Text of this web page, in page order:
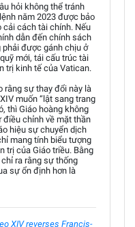
hỏi không thể tránh
năm 2023 được bảo
cải cách tài chính. Nếu
dẫn đến chính sách
phải được gánh chịu ở
mới, tái cấu trúc tài
trị kinh tế của Vatican.
rằng sự thay đổi này là
muốn “lật sang trang
thì Giáo hoàng không
điều chỉnh về mặt thần
hiệu sự chuyển dịch
mang tính biểu tượng
trị của Giáo triều. Bằng
ra rằng sự thống
sự ổn định hơn là
XIV reverses Francis-